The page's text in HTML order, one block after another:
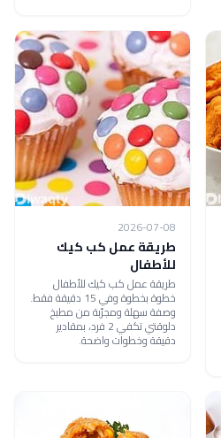
2026-07-08
طريقة عمل كب كيك
للأطفال
طريقة عمل كب كيك للأطفال
خطوة بخطوة وفي 15 دقيقة فقط.
وصفة سهلة ومجرّبة من مطبخ
دلوقتي تكفي 2 فرد، بمقادير
دقيقة وخطوات واضحة.